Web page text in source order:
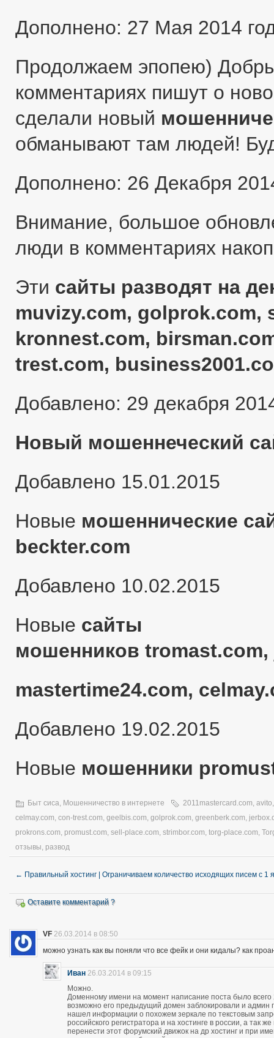
Дополнено: 27 Мая 2014
Продолжаем эпопею)
комментариях пишут о
сделали новый
обманывают там людей!
Дополнено: 26 Декабря
Внимание, большое
люди в комментариях
Эти сайты разводят на
muvizy.com, golprok.com,
kronnest.com,
trest.com,
Добавлено: 29 декабря
Новый мошеннеческий
Добавлено 15.01.2015
Новые мошеннические
beckter.com
Добавлено 10.02.2015
Новые сайты
мошенников
mastertime24.com,
Добавлено 19.02.2015
Новые мошенники
Быт сиса Мошенничество в интернете 2011mastercard.com avito
celmay.com con-trest.com geelbis.com golprok.com greenberk.com
prokrons.com promust.com sell-place.com strimbor.com torg-place.com
отзывы развод
← Правильный хостинг | Ограничиваем количество исходящих писем с 1
Оставите комментарий ?
VF 26.03.2014 в 08:50
можно узнать как вы поняли что все фейк и они кидалы? как
Иван 26.03.2014 в 09:15
Можно.
Доменному имени на момент написание поста было
возможно его предыдущий домен заблокировали и админ
нашел информации о похожем зеркале по текстовым
российского регистратора и на хостинге в россии, а
перенести этот форумский движок на др хостинг и при